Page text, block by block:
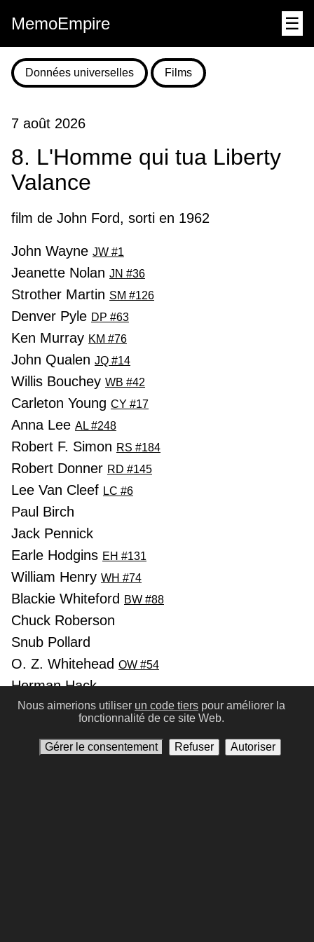
MemoEmpire ☰
Données universelles Films
7 août 2026
8. L'Homme qui tua Liberty
Valance
film de John Ford, sorti en 1962
John Wayne JW #1
Jeanette Nolan JN #36
Strother Martin SM #126
Denver Pyle DP #63
Ken Murray KM #76
John Qualen JQ #14
Willis Bouchey WB #42
Carleton Young CY #17
Anna Lee AL #248
Robert F. Simon RS #184
Robert Donner RD #145
Lee Van Cleef LC #6
Paul Birch
Jack Pennick
Earle Hodgins EH #131
William Henry WH #74
Blackie Whiteford BW #88
Chuck Roberson
Snub Pollard
O. Z. Whitehead OW #54
Herman Hack
James StewartJS #10
Lee MarvinLM #20
Nous aimerions utiliser un code tiers pour améliorer la
fonctionnalité de ce site Web.
Gérer le consentement Refuser Autoriser